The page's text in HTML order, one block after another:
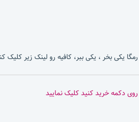
یکی بخر ، یکی ببر، کافیه رو لینک زیر کلیک
روی دکمه خرید کنید کلیک نمایید